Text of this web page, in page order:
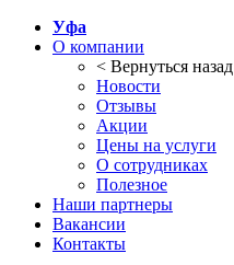
Уфа
О компании
< Вернуться назад
Новости
Отзывы
Акции
Цены на услуги
О сотрудниках
Полезное
Наши партнеры
Вакансии
Контакты